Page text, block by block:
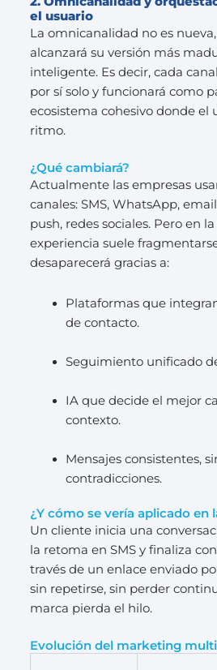
el usuario
La omnicanalidad no es
alcanzará su versión más
inteligente. Es decir, cada
por sí solo y funcionará como
ecosistema cohesivo donde el
ritmo.
¿Qué cambiará?
Actualmente las empresas
canales: SMS, WhatsApp,
push, redes sociales. Pero en
experiencia suele
desaparecerá gracias a:
Plataformas que
de contacto.
Seguimiento unificado
IA que decide el mejor
contexto.
Mensajes consistentes,
contradicciones.
¿Y cómo se vería aplicado en
Un cliente inicia una
la retoma en SMS y finaliza
través de un enlace enviado
sin repetirse, sin perder
marca pierda el hilo.
Evolución del marketing